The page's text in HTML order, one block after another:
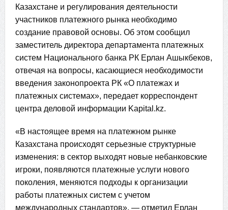
Казахстане и регулирования деятельности
участников платежного рынка необходимо
создание правовой основы. Об этом сообщил
заместитель директора департамента платежных
систем Национального банка РК Ерлан Ашыкбеков,
отвечая на вопросы, касающиеся необходимости
введения законопроекта РК «О платежах и
платежных системах», передает корреспондент
центра деловой информации Kapital.kz.
«В настоящее время на платежном рынке
Казахстана происходят серьезные структурные
изменения: в сектор выходят новые небанковские
игроки, появляются платежные услуги нового
поколения, меняются подходы к организации
работы платежных систем с учетом
международных стандартов», — отметил Ерлан